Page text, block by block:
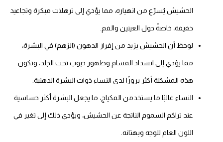
الحشيش يُسرّع من انهياره، مما يؤدي إلى ترهلات مبكرة وتجاعيد
خفيفة، خاصةً حول العينين والفم.
لوحظ أن الحشيش يزيد من إفراز الدهون (الزهم) في البشرة،
مما يؤدي إلى انسداد المسام وظهور حبوب تحت الجلد، وتكون
هذه المشكلة أكثر بروزًا لدى النساء ذوات البشرة الدهنية.
النساء غالبًا ما يستخدمن المكياج، ما يجعل البشرة أكثر حساسية
عند تراكم السموم الناتجة عن الحشيش، ويؤدي ذلك إلى تغير في
اللون العام للوجه وبهتانه.